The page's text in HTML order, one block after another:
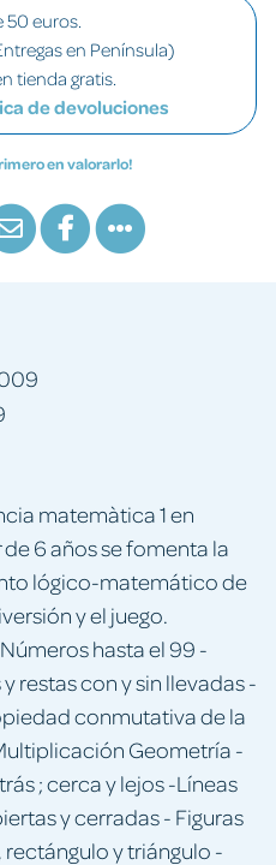
50 euros.
en Península)
tienda gratis.
de devoluciones
en valorarlo!
matemàtica 1 en
6 años se fomenta la
lógico-matemático de
y el juego.
hasta el 99 -
restas con y sin llevadas -
conmutativa de la
Geometría -
; cerca y lejos -Líneas
y cerradas - Figuras
y triángulo -